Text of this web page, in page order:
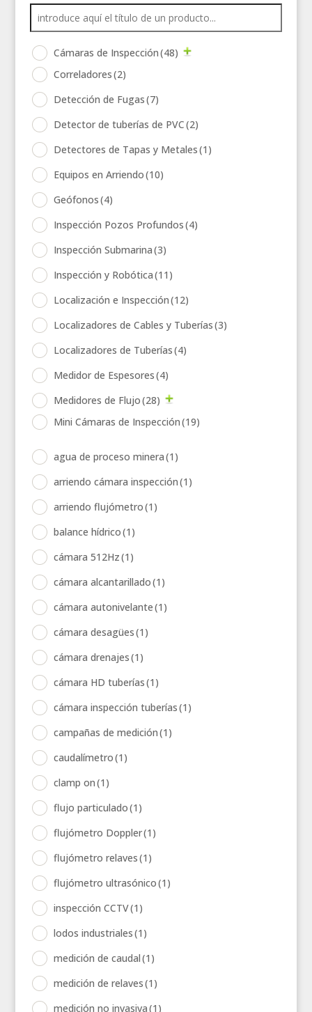
Cámaras de Inspección(48)
Correladores(2)
Detección de Fugas(7)
Detector de tuberías de PVC(2)
Detectores de Tapas y Metales(1)
Equipos en Arriendo(10)
Geófonos(4)
Inspección Pozos Profundos(4)
Inspección Submarina(3)
Inspección y Robótica(11)
Localización e Inspección(12)
Localizadores de Cables y Tuberías(3)
Localizadores de Tuberías(4)
Medidor de Espesores(4)
Medidores de Flujo(28)
Mini Cámaras de Inspección(19)
agua de proceso minera(1)
arriendo cámara inspección(1)
arriendo flujómetro(1)
balance hídrico(1)
cámara 512Hz(1)
cámara alcantarillado(1)
cámara autonivelante(1)
cámara desagües(1)
cámara drenajes(1)
cámara HD tuberías(1)
cámara inspección tuberías(1)
campañas de medición(1)
caudalímetro(1)
clamp on(1)
flujo particulado(1)
flujómetro Doppler(1)
flujómetro relaves(1)
flujómetro ultrasónico(1)
inspección CCTV(1)
lodos industriales(1)
medición de caudal(1)
medición de relaves(1)
medición no invasiva(1)